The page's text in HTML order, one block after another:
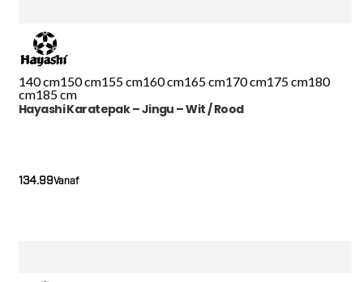
140 cm150 cm155 cm160 cm165 cm170 cm175 cm180
cm185 cm
Hayashi Karatepak – Jingu – Wit / Rood
Vanaf
134.99